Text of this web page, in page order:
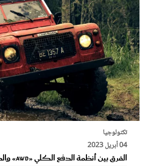
تكنولوجيا
04 أبريل 2023
الفرق بين أنظمة الدفع الكلي «AWD» والدفع الرباعي «4WD»